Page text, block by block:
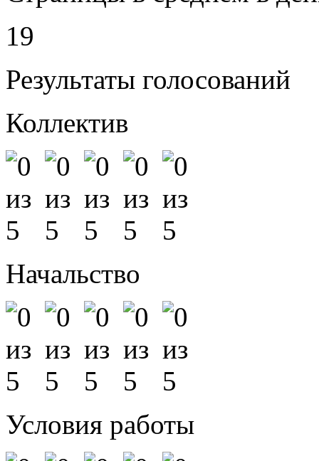
19
Результаты голосований
Коллектив
Начальство
Условия работы